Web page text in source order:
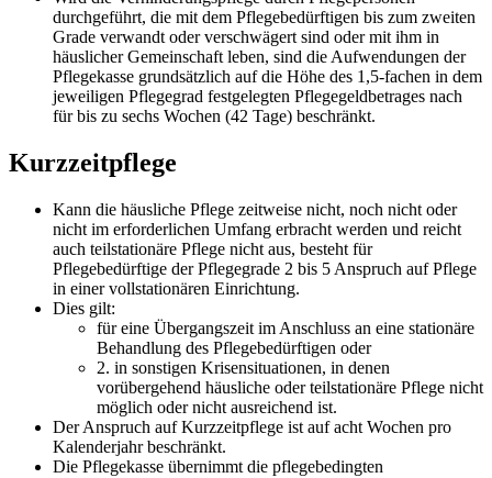
durchgeführt, die mit dem Pflegebedürftigen bis zum zweiten
Grade verwandt oder verschwägert sind oder mit ihm in
häuslicher Gemeinschaft leben, sind die Aufwendungen der
Pflegekasse grundsätzlich auf die Höhe des 1,5-fachen in dem
jeweiligen Pflegegrad festgelegten Pflegegeldbetrages nach
für bis zu sechs Wochen (42 Tage) beschränkt.
Kurzzeitpflege
Kann die häusliche Pflege zeitweise nicht, noch nicht oder
nicht im erforderlichen Umfang erbracht werden und reicht
auch teilstationäre Pflege nicht aus, besteht für
Pflegebedürftige der Pflegegrade 2 bis 5 Anspruch auf Pflege
in einer vollstationären Einrichtung.
Dies gilt:
für eine Übergangszeit im Anschluss an eine stationäre
Behandlung des Pflegebedürftigen oder
2. in sonstigen Krisensituationen, in denen
vorübergehend häusliche oder teilstationäre Pflege nicht
möglich oder nicht ausreichend ist.
Der Anspruch auf Kurzzeitpflege ist auf acht Wochen pro
Kalenderjahr beschränkt.
Die Pflegekasse übernimmt die pflegebedingten